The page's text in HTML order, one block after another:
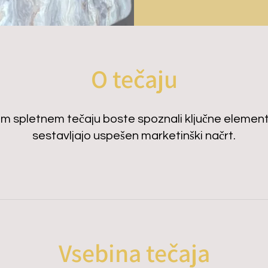
O tečaju
spletnem tečaju boste spoznali ključne
sestavljajo uspešen marketinški načrt.
Vsebina tečaja